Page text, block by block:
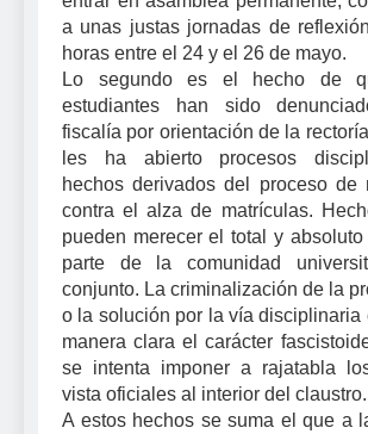
a unas justas jornadas de
horas entre el 24 y el 26 de mayo.
Lo segundo es el hecho de
estudiantes han sido
fiscalía por orientación de la
les ha abierto procesos
hechos derivados del proceso de
contra el alza de matrículas.
pueden merecer el total y
parte de la comunidad
conjunto. La criminalización de la
o la solución por la vía disciplinaria
manera clara el carácter
se intenta imponer a rajatabla
vista oficiales al interior del claustro.
A estos hechos se suma el que a